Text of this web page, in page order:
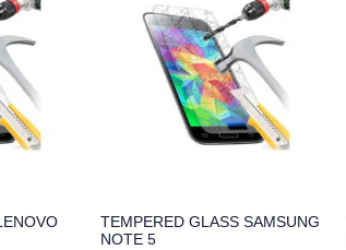
TEMPERED GLASS SAMSUNG
NOTE 5